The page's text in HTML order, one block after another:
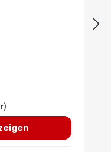
4.87 von 5 Sternen